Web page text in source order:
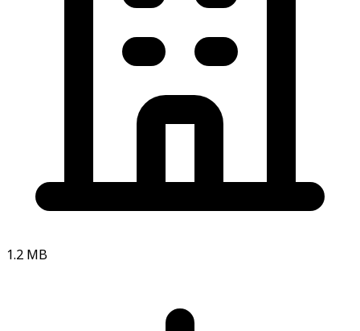
1.2 MB